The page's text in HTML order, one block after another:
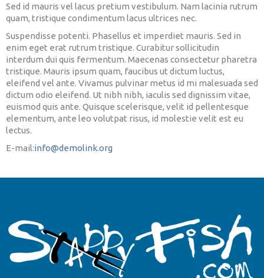
Sed id mauris vel lacus pretium vestibulum. Nam lacinia rutrum
quam, tristique condimentum lacus ultrices nec.
Suspendisse potenti. Phasellus et imperdiet mauris. Sed in
enim eget erat rutrum tristique. Curabitur sollicitudin
interdum dui quis fermentum. Maecenas consectetur pharetra
tristique. Mauris ipsum quam, faucibus ut dictum luctus,
eleifend vel ante. Vivamus pulvinar metus id mi malesuada sed
dictum odio eleifend. Ut nibh nibh, iaculis sed dignissim vitae,
euismod quis ante. Quisque scelerisque, velit id pellentesque
elementum, ante leo volutpat risus, id molestie velit est eu
lectus.
E-mail:info@demolink.org